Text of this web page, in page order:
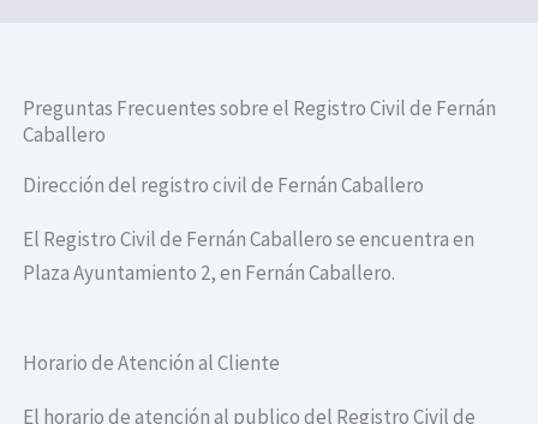
Preguntas Frecuentes sobre el Registro Civil de Fernán
Caballero
Dirección del registro civil de Fernán Caballero
El Registro Civil de Fernán Caballero se encuentra en
Plaza Ayuntamiento 2, en Fernán Caballero.
Horario de Atención al Cliente
El horario de atención al publico del Registro Civil de